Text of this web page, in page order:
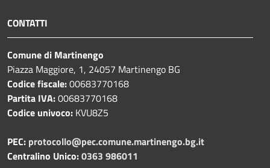
CONTATTI
Comune di Martinengo
Piazza Maggiore, 1, 24057 Martinengo BG
Codice fiscale:00683770168
Partita IVA:00683770168
Codice univoco: KVU8Z5
PEC: protocollo@pec.comune.martinengo.bg.it
Centralino Unico:0363 986011